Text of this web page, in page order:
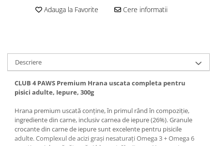
Adauga la Favorite Cere informatii
Descriere
CLUB 4 PAWS Premium Hrana uscata completa pentru
pisici adulte, Iepure, 300g
Hrana premium uscată conține, în primul rând în compoziție,
ingrediente din carne, inclusiv carnea de iepure (26%). Granule
crocante din carne de iepure sunt excelente pentru pisicile
adulte. Complexul de acizi grași nesaturați Omega 3 + Omega 6